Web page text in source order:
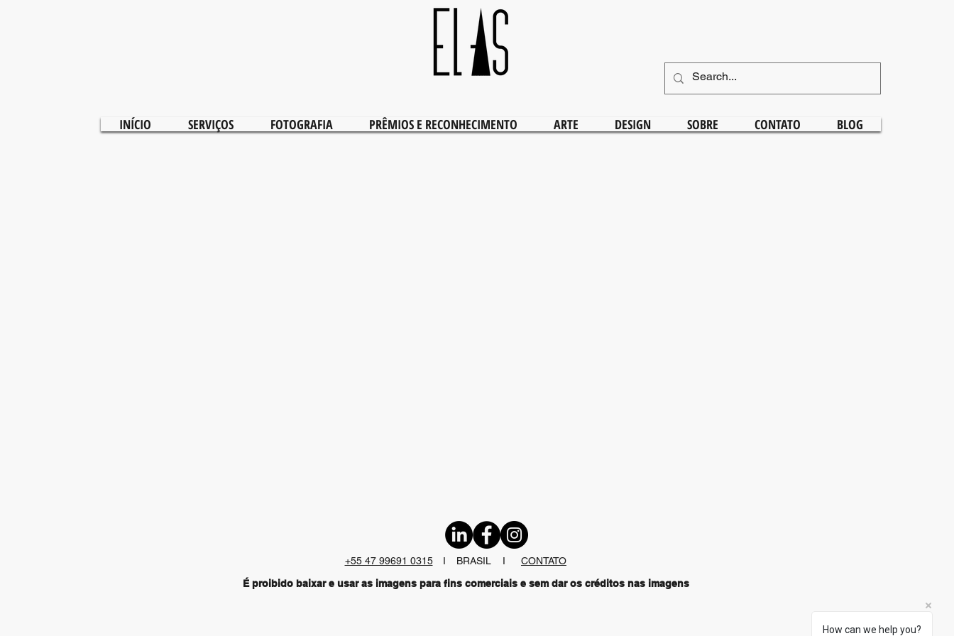
INÍCIO SERVIÇOS FOTOGRAFIA PRÊMIOS E RECONHECIMENTO ARTE DESIGN SOBRE CONTATO BLOG
+55 47 99691 0315 BRASIL CONTATO
I I
É proibido baixar e usar as imagens para fins comerciais e sem dar os créditos nas imagens
How can we help you?